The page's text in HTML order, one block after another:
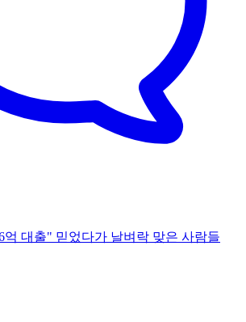
대출" 믿었다가 날벼락 맞은 사람들